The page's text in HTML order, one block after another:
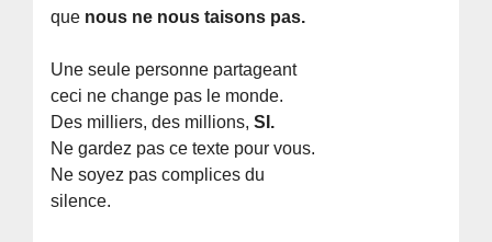
que nous ne nous taisons pas.
Une seule personne partageant
ceci ne change pas le monde.
Des milliers, des millions,SI.
Ne gardez pas ce texte pour vous.
Ne soyez pas complices du
silence.